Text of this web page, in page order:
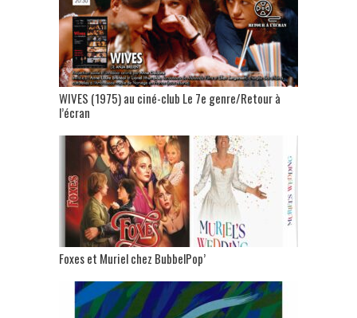
WIVES (1975) au ciné-club Le 7e genre/Retour à
l’écran
Foxes et Muriel chez BubbelPop’